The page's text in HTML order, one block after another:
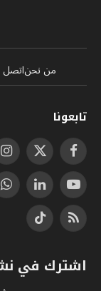
من نحناتصل
تابعونا
فيسبوكX
(Twitter)
يوتيوب لينكدإن
RSS
تيكتوك
اشترك في